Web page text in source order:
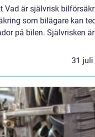
Vad är självrisk
som bilägare kan
på bilen. Självrisken
31 juli